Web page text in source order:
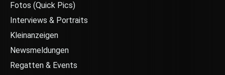
Fotos (Quick Pics)
Interviews & Portraits
Kleinanzeigen
Newsmeldungen
Regatten & Events